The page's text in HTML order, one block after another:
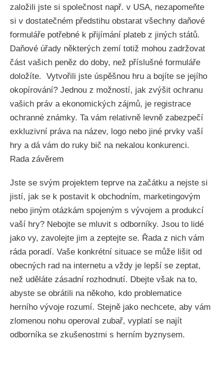
založili jste si společnost např. v USA, nezapomeňte
si v dostatečném předstihu obstarat všechny daňové
formuláře potřebné k přijímání plateb z jiných států.
Daňové úřady některých zemí totiž mohou zadržovat
část vašich peněz do doby, než příslušné formuláře
doložíte. Vytvořili jste úspěšnou hru a bojíte se jejího
okopírování? Jednou z možností, jak zvýšit ochranu
vašich práv a ekonomických zájmů, je registrace
ochranné známky. Ta vám relativně levně zabezpečí
exkluzivní práva na název, logo nebo jiné prvky vaší
hry a dá vám do ruky bič na nekalou konkurenci.
Rada závěrem
Jste se svým projektem teprve na začátku a nejste si
jistí, jak se k postavit k obchodním, marketingovým
nebo jiným otázkám spojeným s vývojem a produkcí
vaší hry? Nebojte se mluvit s odborníky. Jsou to lidé
jako vy, zavolejte jim a zeptejte se. Řada z nich vám
ráda poradí. Vaše konkrétní situace se může lišit od
obecných rad na internetu a vždy je lepší se zeptat,
než uděláte zásadní rozhodnutí. Dbejte však na to,
abyste se obrátili na někoho, kdo problematice
herního vývoje rozumí. Stejně jako nechcete, aby vám
zlomenou nohu operoval zubař, vyplatí se najít
odborníka se zkušenostmi s herním byznysem.